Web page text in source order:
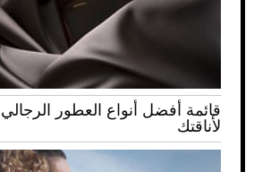
قائمة أفضل أنواع العطور
لأناقتك